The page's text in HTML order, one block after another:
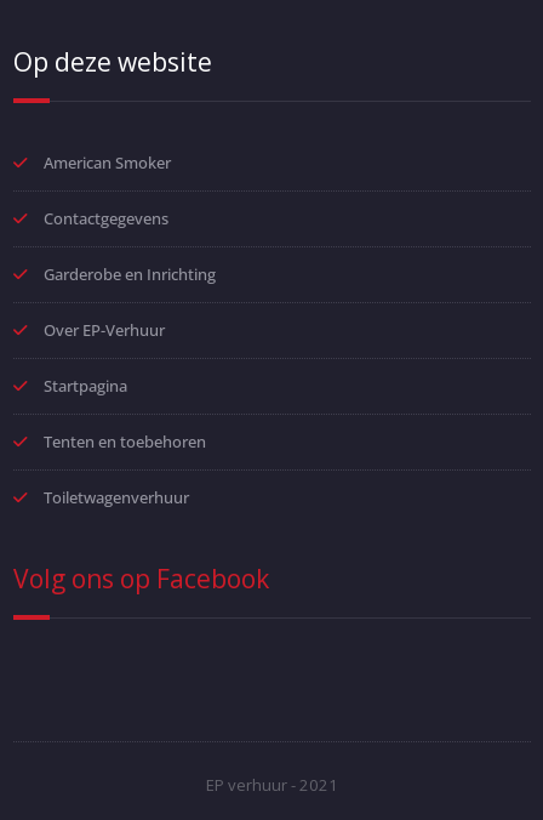
Op deze website
American Smoker
Contactgegevens
Garderobe en Inrichting
Over EP-Verhuur
Startpagina
Tenten en toebehoren
Toiletwagenverhuur
Volg ons op Facebook
EP verhuur - 2021